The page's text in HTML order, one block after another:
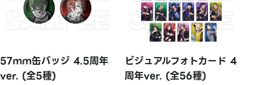
57mm缶バッジ 4.5周年
ver. (全5種)
ビジュアルフォトカード 4
周年ver. (全56種)